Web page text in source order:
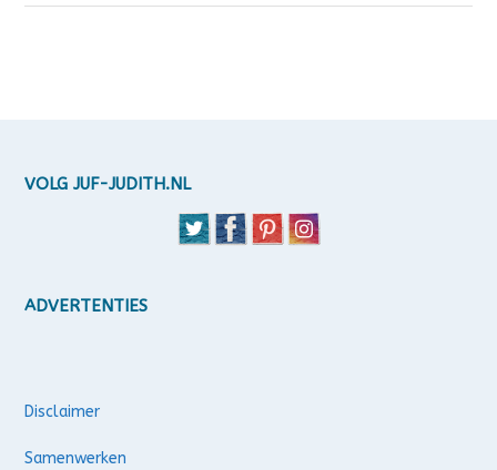
VOLG JUF-JUDITH.NL
ADVERTENTIES
Disclaimer
Samenwerken